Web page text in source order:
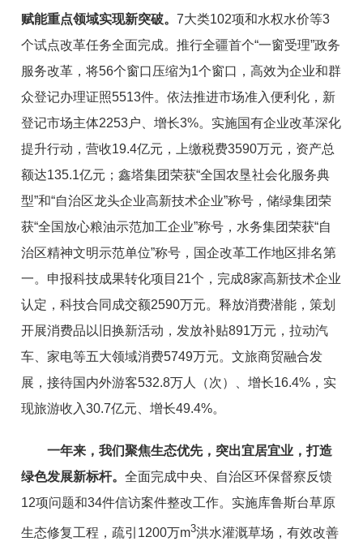
赋能重点领域实现新突破。7大类102项和水权水价等3
个试点改革任务全面完成。推行全疆首个“一窗受理”政务
服务改革，将56个窗口压缩为1个窗口，高效为企业和群
众登记办理证照5513件。依法推进市场准入便利化，新
登记市场主体2253户 、增长3%。 实施国有企业改革深化
提升行动，营收19.4亿元 ， 上缴税费3590万元，资产总
额达135.1亿元 ；鑫塔集团荣获“全国农垦社会化服务典
型”和“自治区龙头企业高新技术企业”称号，储绿集团荣
获“全国放心粮油示范加工企业”称号，水务集团荣获“自
治区精神文明示范单位”称号， 国企改革工作地区排名第
一。 申报科技成果转化项目21个，完成8家高新技术企业
认定，科技合同成交额2590万元。释放消费潜能，策划
开展消费品以旧换新活动，发放补贴891万元，拉动汽
车、家电等五大领域消费5749万元。文旅商贸融合发
展，接待国内外游客532.8万人（次）、增长16.4%，实
现旅游收入30.7亿元、增长49.4%。
一年来，我们聚焦生态优先，突出宜居宜业 ，打造
绿色发展新标杆。全面完成中央、自治区环保督察反馈
12项问题和34件信访案件整改工作。实施库鲁斯台草原
生态修复工程 ，疏引1200万m3洪水灌溉草场，有效改善